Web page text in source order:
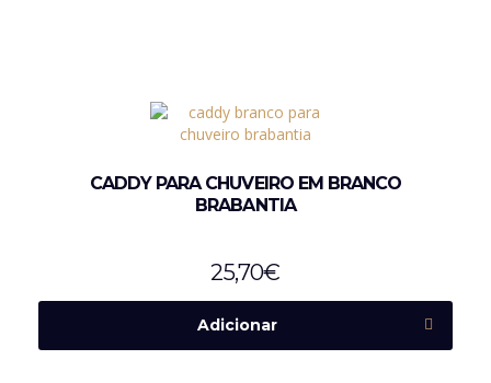
CADDY PARA CHUVEIRO EM BRANCO
BRABANTIA
25,70€
Adicionar